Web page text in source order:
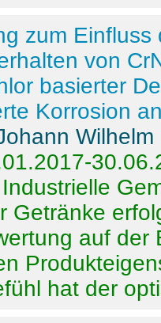
zum
von
basierter
Korrosion
Getränke
auf der
hat der